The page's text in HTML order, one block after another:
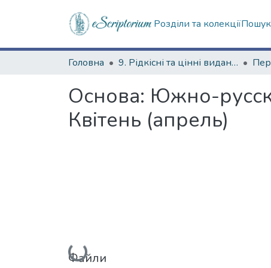
Розділи та колекціїПошук
Головна 9. Рідкісні та цінні видання
Основа: Южно-
Квітень (апрель)
Вантажиться...
Файли